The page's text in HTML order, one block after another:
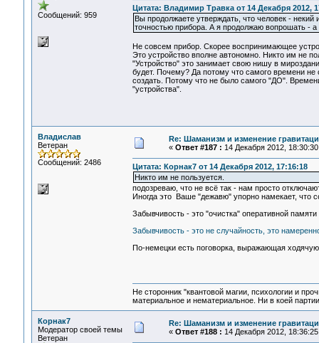
Сообщений: 959
Цитата: Владимир Травка от 14 Декабря 2012,
Вы продолжаете утверждать, что человек -
точностью прибора. А я продолжаю вопрошать -
Не совсем прибор. Скорее воспринимающее
Это устройство вполне автономно. Никто им не
"Устройство" это занимает свою нишу в
будет. Почему? Да потому что самого времени
создать. Потому что не было самого "ДО".
"устройства".
Владислав
Ветеран
Сообщений: 2486
Re: Шаманизм и изменение
« Ответ #187 : 14 Декабря 2012,
Цитата: Корнак7 от 14 Декабря 2012, 17:16:18
Никто им не пользуется.
подозреваю, что не всё так - нам просто
Иногда это Ваше "дежавю" упорно намекает, что
Забывчивость - это "очистка" оперативной памяти
Забывчивость - это не случайность, это
По-немецки есть поговорка, выражающая
Не сторонник "квантовой магии, психологии и
материальное и нематериальное. Ни в коей
Корнак7
Модератор своей темы
Ветеран
Re: Шаманизм и изменение
« Ответ #188 : 14 Декабря 2012,